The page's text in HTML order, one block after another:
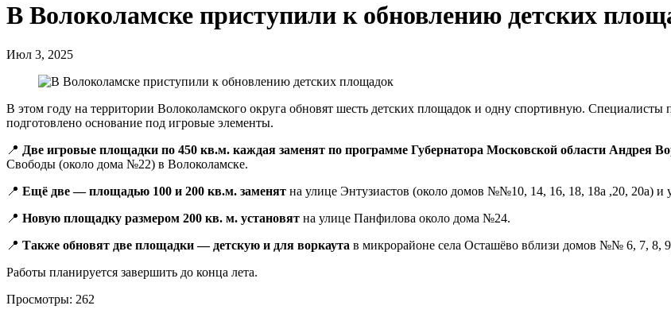
В Волоколамске приступили к обновлению детских
Июл 3, 2025
В этом году на территории Волоколамского округа обновят шесть детских площадок и одну спортивную.
подготовлено основание под игровые элементы.
📍 Две игровые площадки по 450 кв.м. каждая заменят по программе Губернатора Московской области Андрея
Свободы (около дома №22) в Волоколамске.
📍 Ещё две — площадью 100 и 200 кв.м. заменят на улице Энтузиастов (около домов №№10, 14, 16, 18, 18а ,20, 20а)
📍 Новую площадку размером 200 кв. м. установят на улице Панфилова около дома №24.
📍 Также обновят две площадки — детскую и для воркаута в микрорайоне села Осташёво вблизи домов №№ 6, 7, 8,
Работы планируется завершить до конца лета.
Просмотры: 262